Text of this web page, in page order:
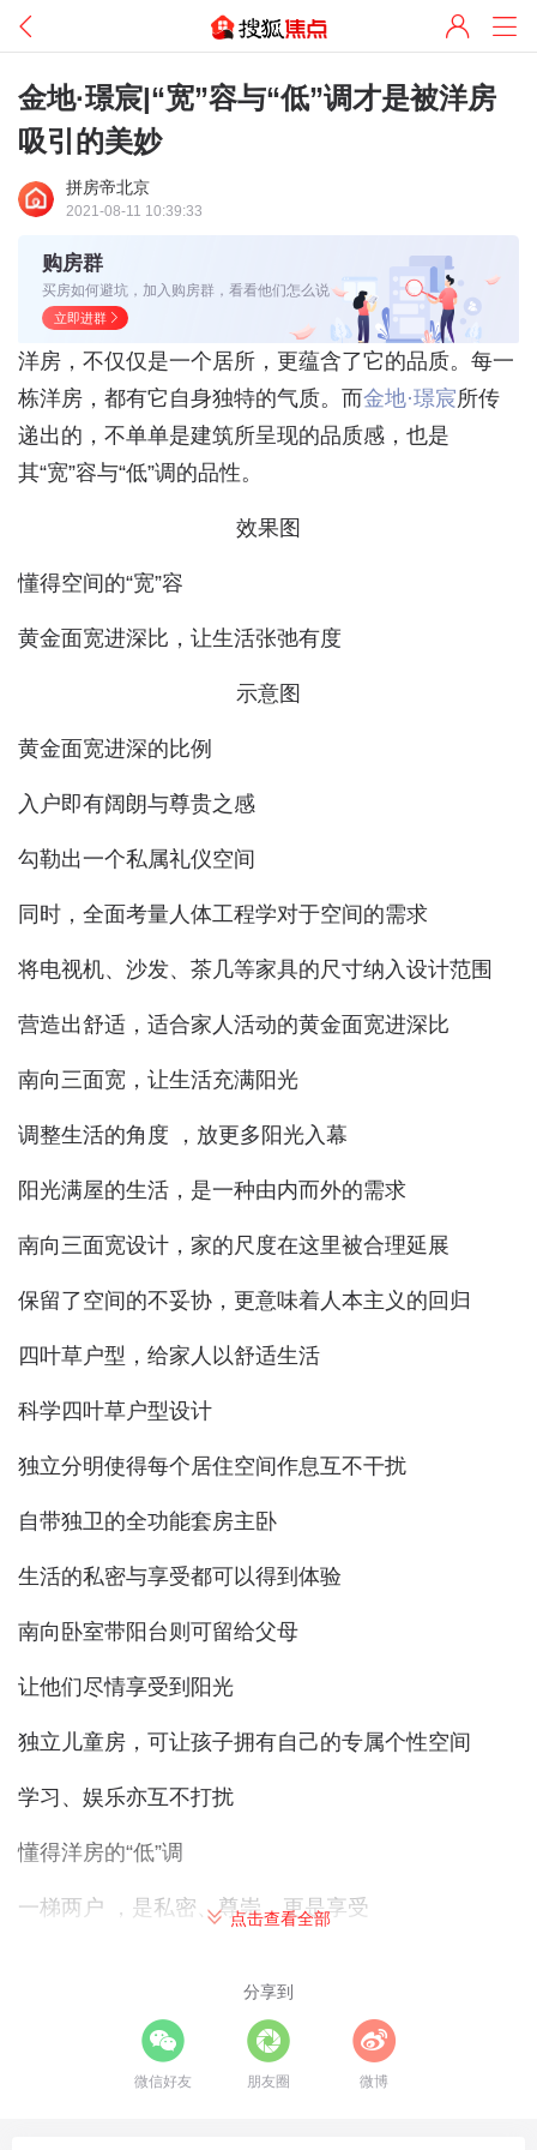
金地·璟宸|“宽”容与“低”调才是被洋房
吸引的美妙
拼房帝北京
2021-08-11 10:39:33
购房群
买房如何避坑，加入购房群，看看他们怎么说
立即进群
洋房，不仅仅是一个居所，更蕴含了它的品质。每一
栋洋房，都有它自身独特的气质。而金地·璟宸所传
递出的，不单单是建筑所呈现的品质感，也是
其“宽”容与“低”调的品性。
效果图
懂得空间的“宽”容
黄金面宽进深比，让生活张弛有度
示意图
黄金面宽进深的比例
入户即有阔朗与尊贵之感
勾勒出一个私属礼仪空间
同时，全面考量人体工程学对于空间的需求
将电视机、沙发、茶几等家具的尺寸纳入设计范围
营造出舒适，适合家人活动的黄金面宽进深比
南向三面宽，让生活充满阳光
调整生活的角度 ，放更多阳光入幕
阳光满屋的生活，是一种由内而外的需求
南向三面宽设计，家的尺度在这里被合理延展
保留了空间的不妥协，更意味着人本主义的回归
四叶草户型，给家人以舒适生活
科学四叶草户型设计
独立分明使得每个居住空间作息互不干扰
自带独卫的全功能套房主卧
生活的私密与享受都可以得到体验
南向卧室带阳台则可留给父母
让他们尽情享受到阳光
独立儿童房，可让孩子拥有自己的专属个性空间
学习、娱乐亦互不打扰
懂得洋房的“低”调
一梯两户 ，是私密、尊崇，更是享受
一梯两户奢配，私享玄关空间
带来生活的尊贵礼遇
点击查看全部
分享到
微信好友 朋友圈 微博